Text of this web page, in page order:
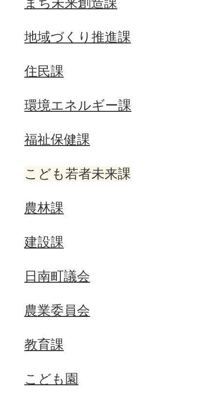
地域づくり推進課
住民課
環境エネルギー課
福祉保健課
こども若者未来課
農林課
建設課
日南町議会
農業委員会
教育課
こども園